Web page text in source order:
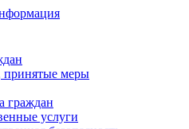
принятые меры
граждан
услуги